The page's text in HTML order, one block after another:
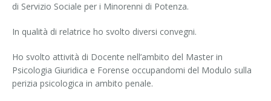
di Servizio Sociale per i Minorenni di Potenza.
In qualità di relatrice ho svolto diversi convegni.
Ho svolto attività di Docente nell’ambito del Master in
Psicologia Giuridica e Forense occupandomi del Modulo sulla
perizia psicologica in ambito penale.